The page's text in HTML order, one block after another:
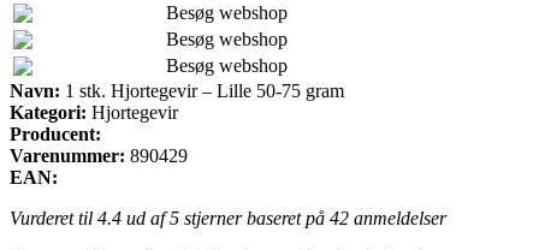
Besøg webshop
Besøg webshop
Besøg webshop
Navn: 1 stk. Hjortegevir – Lille 50-75 gram
Kategori: Hjortegevir
Producent:
Varenummer: 890429
EAN:
Vurderet til 4.4 ud af 5 stjerner baseret på 42 anmeldelser